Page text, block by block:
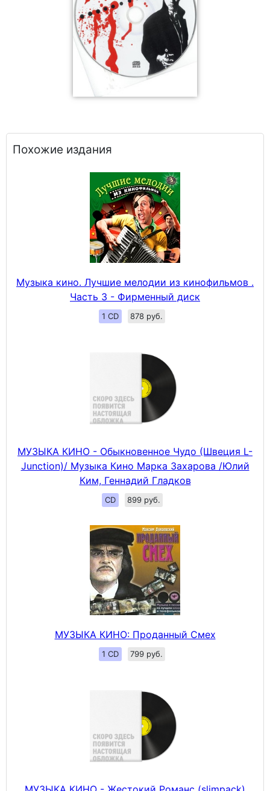
Похожие издания
Музыка кино. Лучшие мелодии из кинофильмов .
Часть 3 - Фирменный диск
1 CD 878 руб.
МУЗЫКА КИНО - Обыкновенное Чудо (Швеция L-
Junction)/ Музыка Кино Марка Захарова /Юлий
Ким, Геннадий Гладков
CD 899 руб.
МУЗЫКА КИНО: Проданный Смех
1 CD 799 руб.